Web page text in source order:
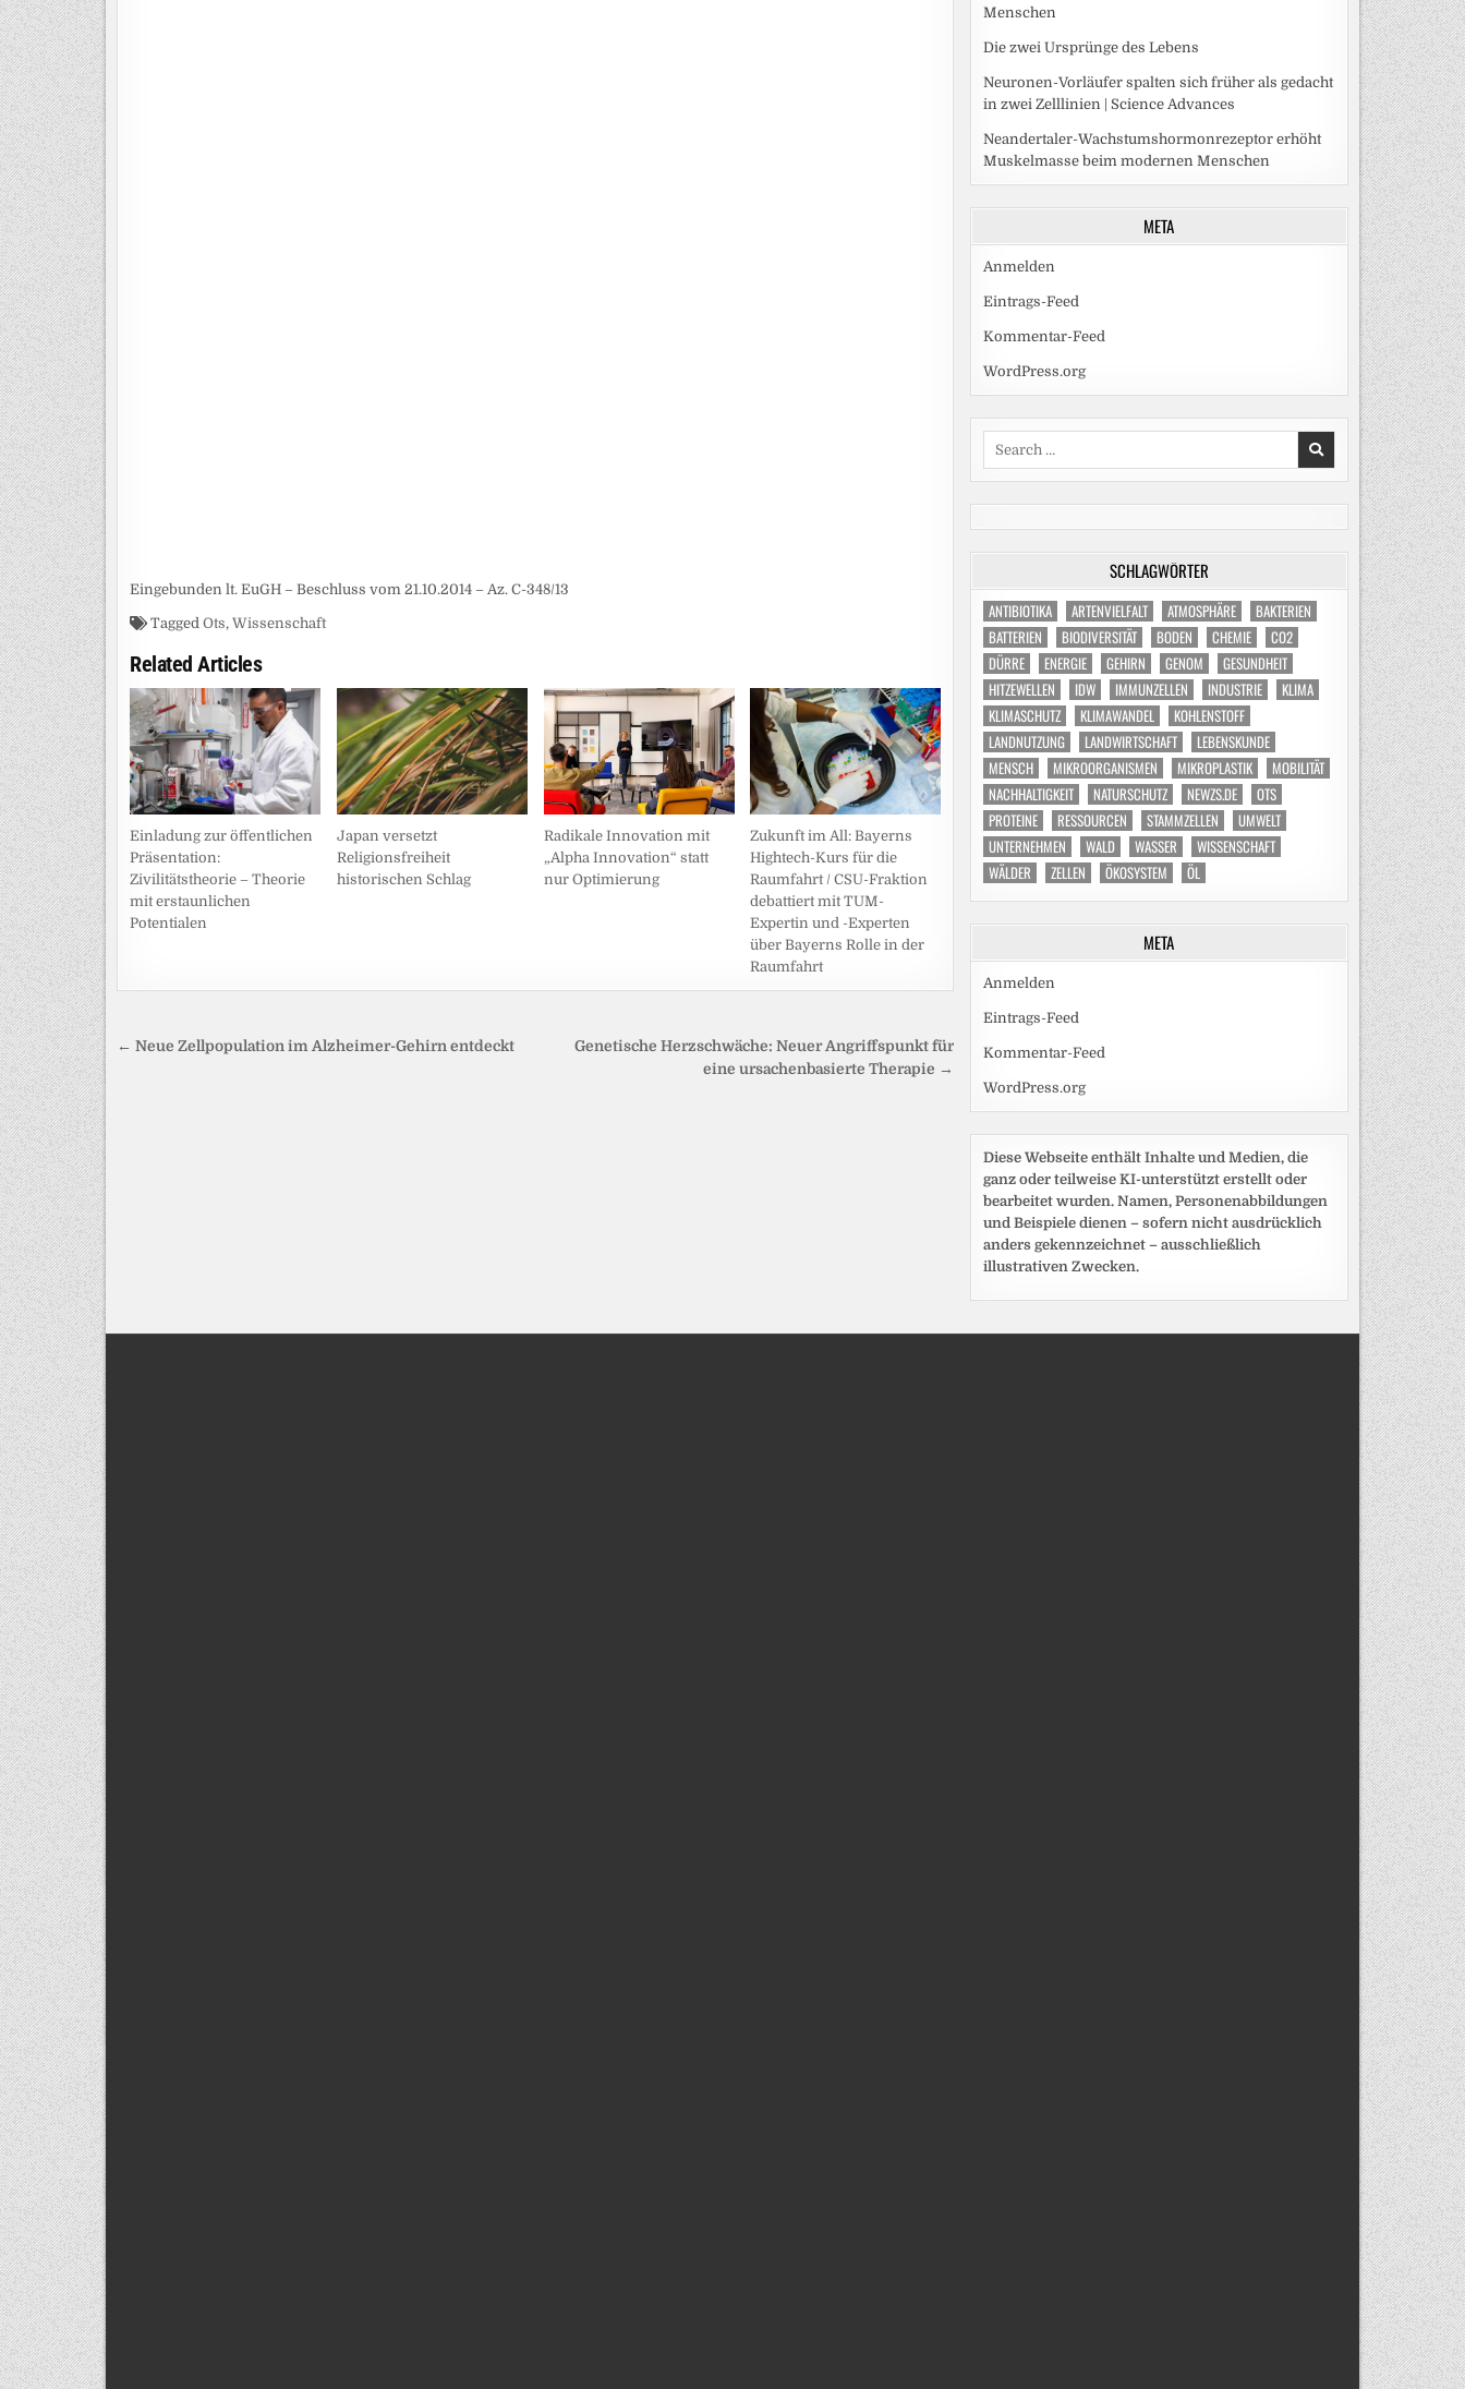
Eingebunden lt. EuGH – Beschluss vom 21.10.2014 – Az. C-348/13
Tagged Ots, Wissenschaft
Related Articles
Einladung zur öffentlichen
Präsentation:
Zivilitätstheorie – Theorie
mit erstaunlichen
Potentialen
Japan versetzt
Religionsfreiheit
historischen Schlag
Radikale Innovation mit
„Alpha Innovation“ statt
nur Optimierung
Zukunft im All: Bayerns
Hightech-Kurs für die
Raumfahrt / CSU-Fraktion
debattiert mit TUM-
Expertin und -Experten
über Bayerns Rolle in der
Raumfahrt
Beitragsnavigation
Genetische Herzschwäche: Neuer Angriffspunkt für
eine ursachenbasierte Therapie →
← Neue Zellpopulation im Alzheimer-Gehirn entdeckt
Menschen
Die zwei Ursprünge des Lebens
Neuronen-Vorläufer spalten sich früher als gedacht
in zwei Zelllinien | Science Advances
Neandertaler-Wachstumshormonrezeptor erhöht
Muskelmasse beim modernen Menschen
META
Anmelden
Eintrags-Feed
Kommentar-Feed
WordPress.org
SCHLAGWÖRTER
ANTIBIOTIKA ARTENVIELFALT ATMOSPHÄRE
BAKTERIEN
BATTERIEN
BIODIVERSITÄT BODEN CHEMIE
CO2
DÜRRE
ENERGIE GEHIRN GENOM
GESUNDHEIT
HITZEWELLEN
IDW IMMUNZELLEN INDUSTRIE
KLIMA
KLIMASCHUTZ
KLIMAWANDEL
KOHLENSTOFF
LANDNUTZUNG
LANDWIRTSCHAFT
LEBENSKUNDE
MENSCH
MIKROORGANISMEN MIKROPLASTIK
MOBILITÄT
NACHHALTIGKEIT
NATURSCHUTZ NEWZS.DE
OTS
PROTEINE
RESSOURCEN STAMMZELLEN
UMWELT
UNTERNEHMEN
WALD WASSER
WISSENSCHAFT
WÄLDER
ZELLEN ÖKOSYSTEM ÖL
META
Anmelden
Eintrags-Feed
Kommentar-Feed
WordPress.org
Diese Webseite enthält Inhalte und Medien, die
ganz oder teilweise KI-unterstützt erstellt oder
bearbeitet wurden. Namen, Personenabbildungen
und Beispiele dienen – sofern nicht ausdrücklich
anders gekennzeichnet – ausschließlich
illustrativen Zwecken.